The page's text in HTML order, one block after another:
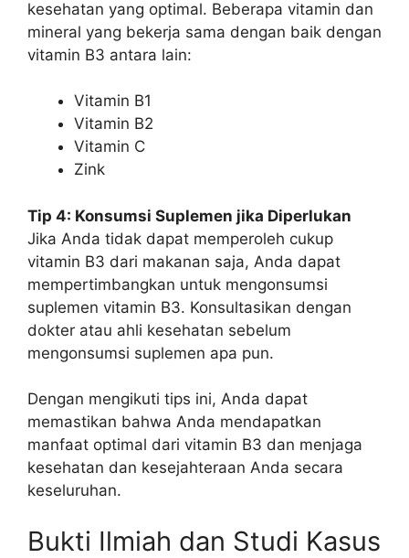
kesehatan yang optimal. Beberapa vitamin dan
mineral yang bekerja sama dengan baik dengan
vitamin B3 antara lain:
Vitamin B1
Vitamin B2
Vitamin C
Zink
Tip 4: Konsumsi Suplemen jika Diperlukan
Jika Anda tidak dapat memperoleh cukup
vitamin B3 dari makanan saja, Anda dapat
mempertimbangkan untuk mengonsumsi
suplemen vitamin B3. Konsultasikan dengan
dokter atau ahli kesehatan sebelum
mengonsumsi suplemen apa pun.
Dengan mengikuti tips ini, Anda dapat
memastikan bahwa Anda mendapatkan
manfaat optimal dari vitamin B3 dan menjaga
kesehatan dan kesejahteraan Anda secara
keseluruhan.
Bukti Ilmiah dan Studi Kasus